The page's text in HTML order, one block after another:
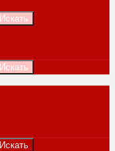
Искать
Искать
Искать